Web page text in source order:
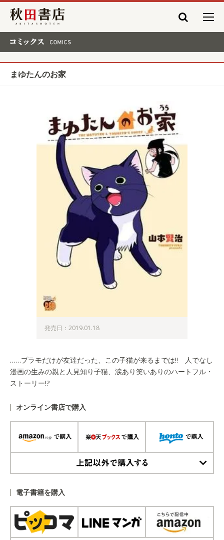
秋田書店
まゆたんのお家
発売日：2019.01.18
……プラモだけが友達だった、この子猫が来るまでは!! 人でなし
漫画の生みの親と人見知り子猫、涙あり笑いありのハートフル・
ストーリー!?
オンライン書店で購入
電子書籍を購入